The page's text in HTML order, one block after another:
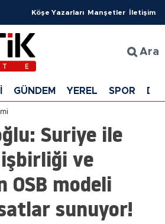
Köşe Yazarları Manşetler İletişim
Ara
GÜNDEM YEREL SPOR
Suriye ile
ve
OSB modeli
sunuyor!